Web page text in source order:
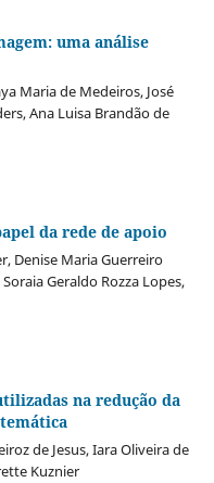
uma análise
Maria de Medeiros, José
Ana Luisa Brandão de
da rede de apoio
Denise Maria Guerreiro
Geraldo Rozza Lopes,
na redução da
de Jesus, Iara Oliveira de
Kuznier